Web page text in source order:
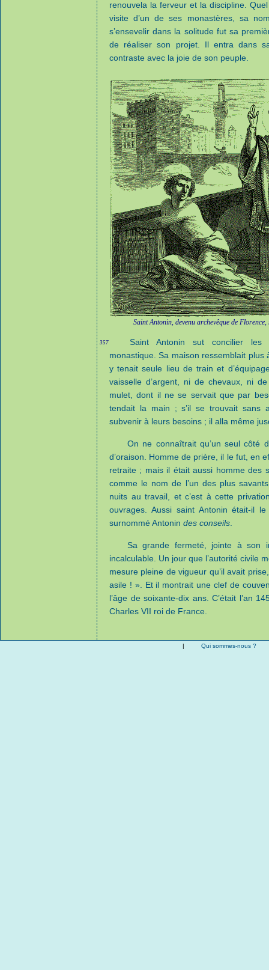
renouvela la ferveur et la discipline.
visite d’un de ses monastères, sa
s’ensevelir dans la solitude fut sa
de réaliser son projet. Il entra dans
contraste avec la joie de son peuple.
Saint Antonin, devenu archevêque de
357
Saint Antonin sut concilier les
monastique. Sa maison ressemblait plus
y tenait seule lieu de train et
vaisselle d’argent, ni de chevaux, ni
mulet, dont il ne se servait que par
tendait la main ; s’il se trouvait sans
subvenir à leurs besoins ; il alla même
On ne connaîtrait qu’un seul côté
d’oraison. Homme de prière, il le fut, en
retraite ; mais il était aussi homme des
comme le nom de l’un des plus
nuits au travail, et c’est à cette
ouvrages. Aussi saint Antonin était-il
surnommé Antonin des conseils
Sa grande fermeté, jointe à son
incalculable. Un jour que l’autorité civile
mesure pleine de vigueur qu’il avait
asile ! ». Et il montrait une clef de
l’âge de soixante-dix ans. C’était l’an
Charles VII roi de France.
| Qui sommes-nous ?